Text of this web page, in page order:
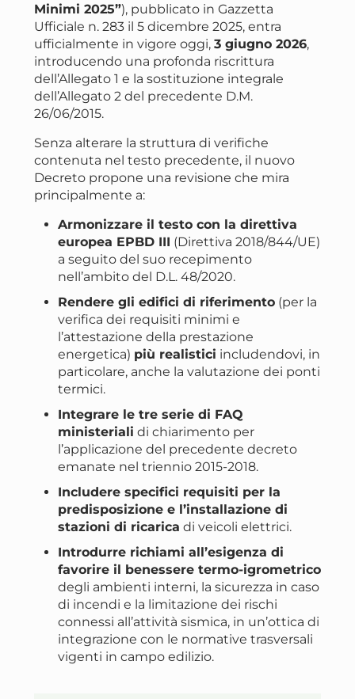
Minimi 2025”), pubblicato in Gazzetta
Ufficiale n. 283 il 5 dicembre 2025, entra
ufficialmente in vigore oggi, 3 giugno 2026,
introducendo una profonda riscrittura
dell’Allegato 1 e la sostituzione integrale
dell’Allegato 2 del precedente D.M.
26/06/2015.
Senza alterare la struttura di verifiche
contenuta nel testo precedente, il nuovo
Decreto propone una revisione che mira
principalmente a:
Armonizzare il testo con la direttiva
europea EPBD III (Direttiva 2018/844/UE)
a seguito del suo recepimento
nell’ambito del D.L. 48/2020.
Rendere gli edifici di riferimento (per la
verifica dei requisiti minimi e
l’attestazione della prestazione
energetica) più realistici includendovi, in
particolare, anche la valutazione dei ponti
termici.
Integrare le tre serie di FAQ
ministeriali di chiarimento per
l’applicazione del precedente decreto
emanate nel triennio 2015-2018.
Includere specifici requisiti per la
predisposizione e l’installazione di
stazioni di ricarica di veicoli elettrici.
Introdurre richiami all’esigenza di
favorire il benessere termo-igrometrico
degli ambienti interni, la sicurezza in caso
di incendi e la limitazione dei rischi
connessi all’attività sismica, in un’ottica di
integrazione con le normative trasversali
vigenti in campo edilizio.